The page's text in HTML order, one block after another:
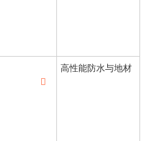
高性能防水与地材